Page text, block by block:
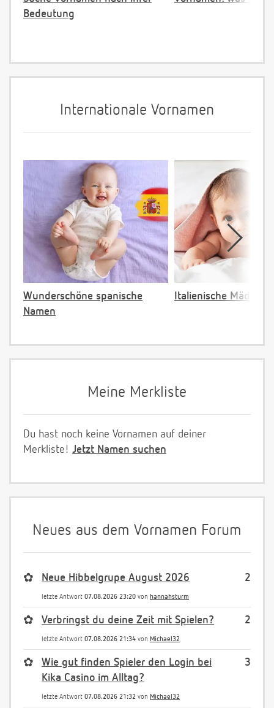
Bedeutung
Internationale Vornamen
Wunderschöne spanische
Namen
Italienische
Meine Merkliste
Du hast noch keine Vornamen auf deiner
Merkliste! Jetzt Namen suchen
Neues aus dem Vornamen Forum
2
✿ Neue Hibbelgrupe August 2026
letzte Antwort 07.08.2026 23:20 von hannahsturm
2
✿ Verbringst du deine Zeit mit Spielen?
letzte Antwort 07.08.2026 21:34 von Michael32
3
✿
Wie gut finden Spieler den Login bei
Kika Casino im Alltag?
letzte Antwort 07.08.2026 21:32 von Michael32